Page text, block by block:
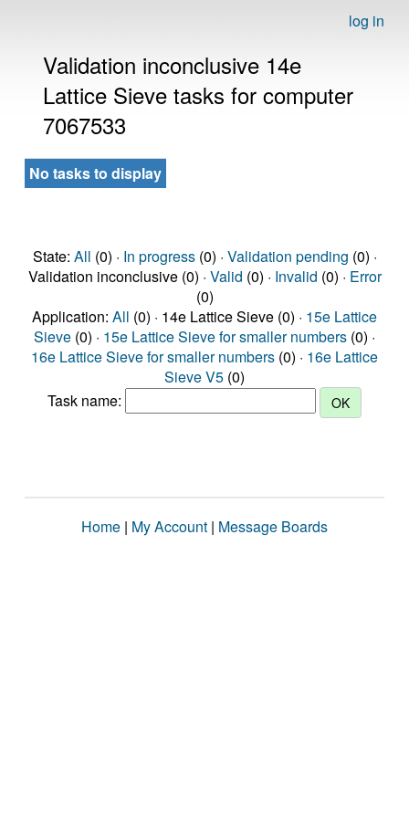
log in
Validation inconclusive 14e
Lattice Sieve tasks for computer
7067533
No tasks to display
State: All (0) · In progress(0) · Validation pending (0) ·
Validation inconclusive (0) · Valid (0) · Invalid (0) · Error
(0)
Application: All (0) · 14e Lattice Sieve (0) · 15e Lattice
Sieve (0) · 15e Lattice Sieve for smaller numbers (0) ·
16e Lattice Sieve for smaller numbers (0) · 16e Lattice
Sieve V5 (0)
Task name:
Home | My Account | Message Boards